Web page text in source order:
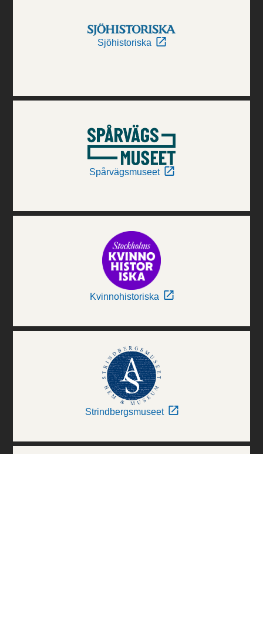
Sjöhistoriska
Spårvägsmuseet
Kvinnohistoriska
Strindbergsmuseet